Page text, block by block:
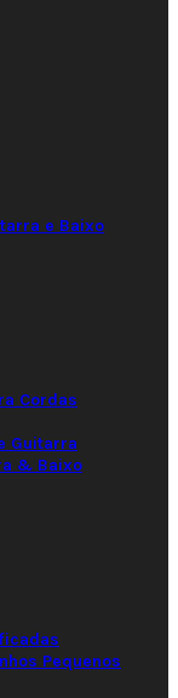
e Baixo
Cordas
Guitarra
& Baixo
Pequenos